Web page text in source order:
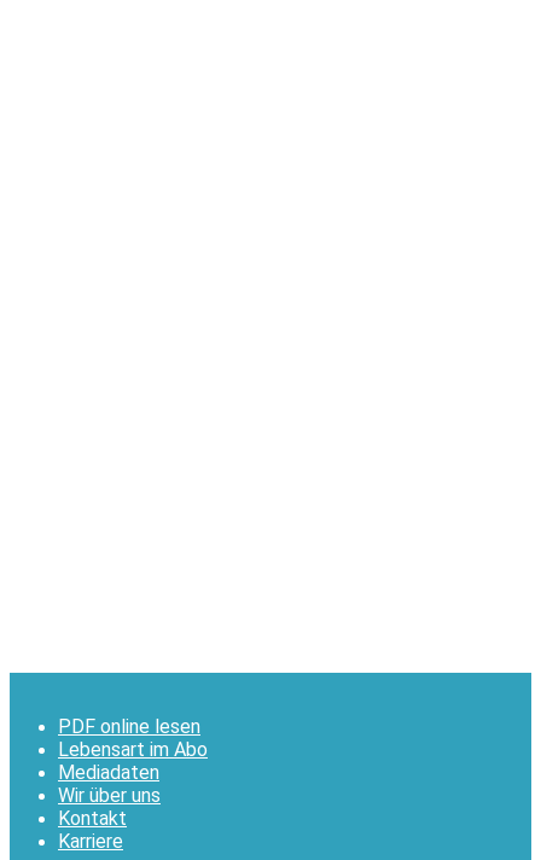
PDF online lesen
Lebensart im Abo
Mediadaten
Wir über uns
Kontakt
Karriere